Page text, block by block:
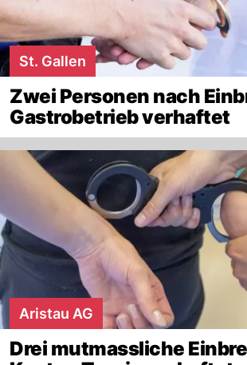
St. Gallen
Zwei Personen nach
Gastrobetrieb verhaftet
Aristau AG
Drei mutmassliche